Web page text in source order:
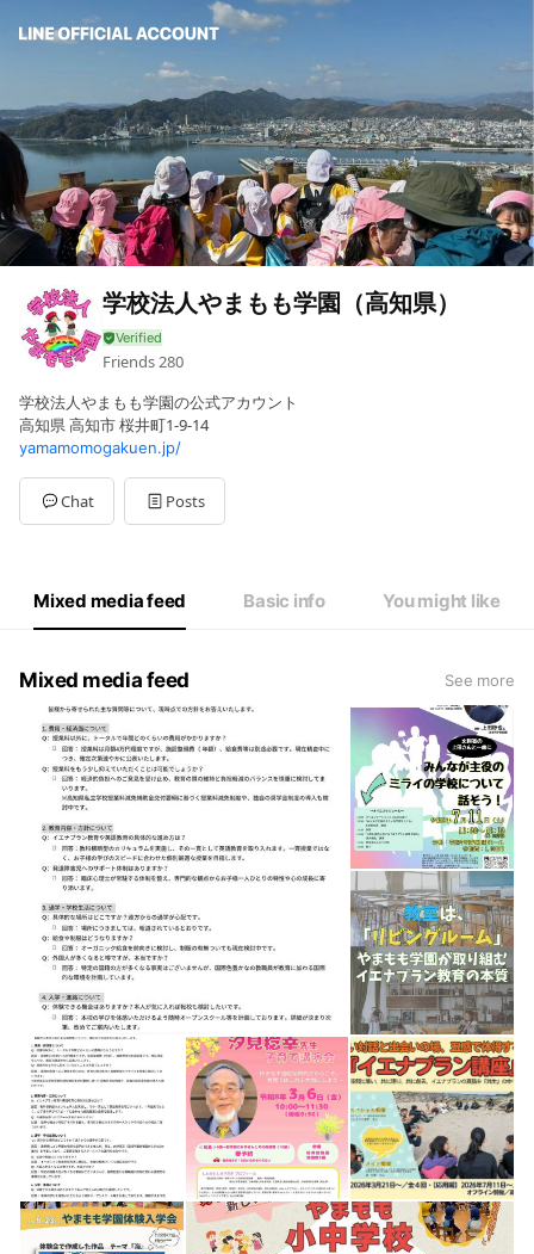
学校法人やまもも学園（高知県）
Friends280
学校法人やまもも学園の公式アカウント
高知県 高知市 桜井町1-9-14
yamamomogakuen.jp/
Chat Posts
Mixed media feed Basic info You might like
Mixed media feed See more